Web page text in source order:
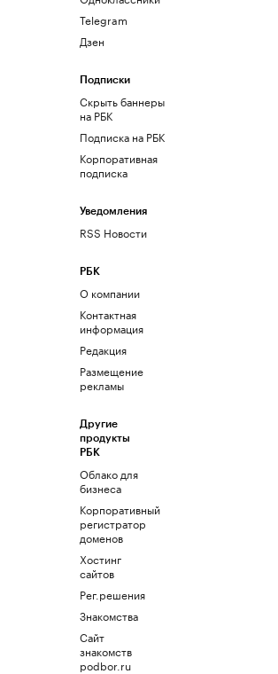
Telegram
Дзен
Подписки
Скрыть баннеры
на РБК
Подписка на РБК
Корпоративная
подписка
Уведомления
RSS Новости
РБК
О компании
Контактная
информация
Редакция
Размещение
рекламы
Другие
продукты
РБК
Облако для
бизнеса
Корпоративный
регистратор
доменов
Хостинг
сайтов
Рег.решения
Знакомства
Сайт
знакомств
podbor.ru